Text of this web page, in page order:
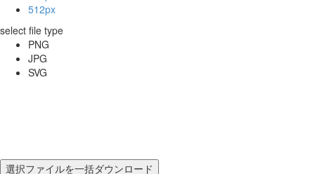
512px
select file type
PNG
JPG
SVG